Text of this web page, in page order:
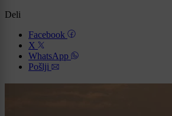
Deli
Facebook
X
WhatsApp
Pošlji